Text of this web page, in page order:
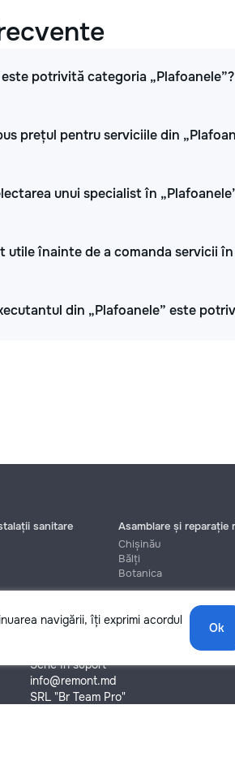
potrivită categoria „Plafoanele”?
prețul pentru serviciile din
unui specialist în
utile înainte de a comanda servicii
din „Plafoanele” este
navigării, îți exprimi acordul
Ok
sanitare
Asamblare și reparație
Chișinău
Bălți
Botanica
Ajutor
Scrie în suport
info@remont.md
SRL "Br Team Pro"